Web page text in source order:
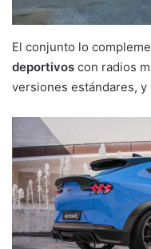
El conjunto lo
deportivos con radios
versiones estándares,